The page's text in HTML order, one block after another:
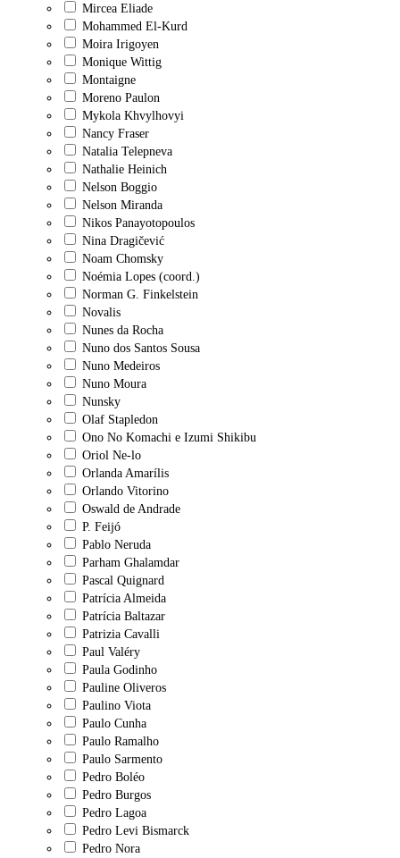
Mircea Eliade
Mohammed El-Kurd
Moira Irigoyen
Monique Wittig
Montaigne
Moreno Paulon
Mykola Khvylhovyi
Nancy Fraser
Natalia Telepneva
Nathalie Heinich
Nelson Boggio
Nelson Miranda
Nikos Panayotopoulos
Nina Dragičević
Noam Chomsky
Noémia Lopes (coord.)
Norman G. Finkelstein
Novalis
Nunes da Rocha
Nuno dos Santos Sousa
Nuno Medeiros
Nuno Moura
Nunsky
Olaf Stapledon
Ono No Komachi e Izumi Shikibu
Oriol Ne-lo
Orlanda Amarílis
Orlando Vitorino
Oswald de Andrade
P. Feijó
Pablo Neruda
Parham Ghalamdar
Pascal Quignard
Patrícia Almeida
Patrícia Baltazar
Patrizia Cavalli
Paul Valéry
Paula Godinho
Pauline Oliveros
Paulino Viota
Paulo Cunha
Paulo Ramalho
Paulo Sarmento
Pedro Boléo
Pedro Burgos
Pedro Lagoa
Pedro Levi Bismarck
Pedro Nora